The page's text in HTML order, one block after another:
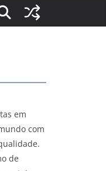
em
com
de